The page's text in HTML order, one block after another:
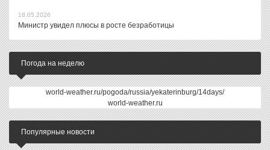
18.05.2026
Министр увидел плюсы в росте безработицы
Погода на неделю
world-weather.ru/pogoda/russia/yekaterinburg/14days/
world-weather.ru
Популярные новости